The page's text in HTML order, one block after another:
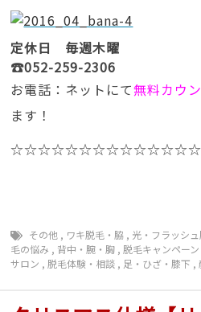
定休日 毎週木曜
☎052-259-2306
お電話：ネットにて無料カウ
ます！
その他 , ワキ脱毛・脇 , 光・フラッシ
毛の悩み , 背中・腕・胸 ,脱毛キャンペーン
サロン ,脱毛体験・相談 , 足・ひざ・膝下 ,